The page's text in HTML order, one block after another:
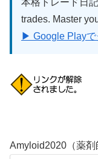
本格トレード日
trades. Master
▶ Google Playで
Amyloid2020（薬剤